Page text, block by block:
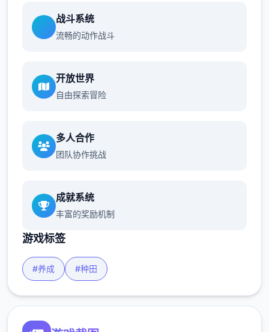
战斗系统
流畅的动作战斗
开放世界
自由探索冒险
多人合作
团队协作挑战
成就系统
丰富的奖励机制
游戏标签
#养成 #种田